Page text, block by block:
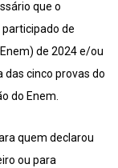
que o
de
de 2024 e/ou
das cinco provas do
do Enem.
quem declarou
ou para